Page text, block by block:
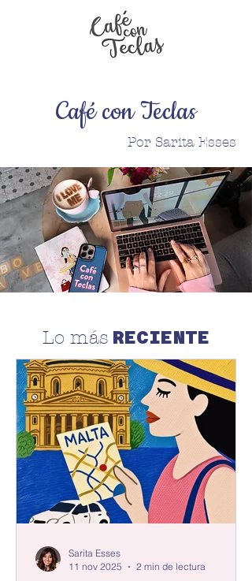
Café con Teclas
Por Sarita Esses
Lo más RECIENTE
Sarita Esses
11 nov 2025
2 min de lectura